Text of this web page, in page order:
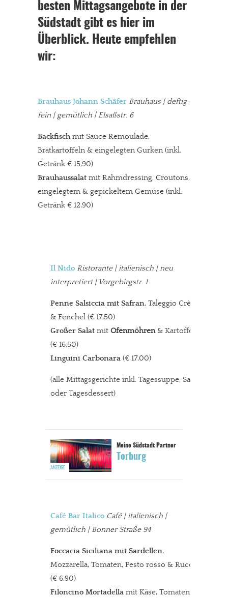
besten Mittagsangebote in der
Südstadt gibt es hier im
Überblick. Heute empfehlen
wir:
Brauhaus Johann Schäfer Brauhaus | deftig-
fein | gemütlich | Elsaßstr. 6
Backfischmit Sauce Remoulade,
Bratkartoffeln & eingelegten Gurken (inkl.
Getränk € 15,90)
Brauhaussalat mit Rahmdressing, Croutons,
eingelegtem & gepickeltem Gemüse (inkl.
Getränk € 12,90)
Il Nido Ristorante| italienisch | neu
interpretiert | Vorgebirgstr. 1
Penne Salsiccia mit Safran, Taleggio Crème
& Fenchel (€ 17,50)
Großer Salat mit Ofenmöhren& Kartoffeln
(€ 16,50)
Linguini Carbonara (€ 17,00)
(alle Mittagsgerichte inkl. Tagessuppe, Salat
oder Tagesdessert)
Torburg
Café Bar Italico Café | italienisch |
gemütlich | Bonner Straße 94
Foccacia Siciliana mit Sardellen,
Mozzarella, Tomaten, Pesto rosso & Rucola
(€ 6,90)
Filoncino Mortadella mit Käse, Tomaten &